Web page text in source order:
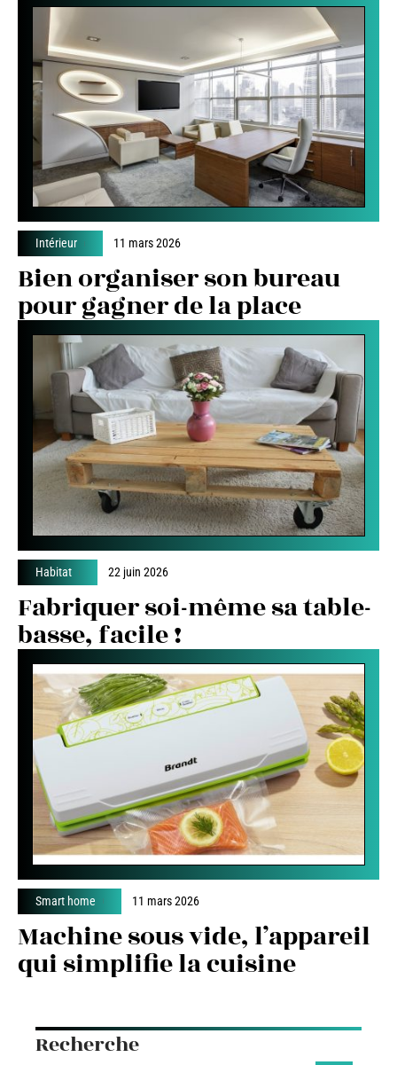
Intérieur 11 mars 2026
Bien organiser son bureau
pour gagner de la place
Habitat 22 juin 2026
Fabriquer soi-même sa table-
basse, facile !
Smart home 11 mars 2026
Machine sous vide, l’appareil
qui simplifie la cuisine
Recherche